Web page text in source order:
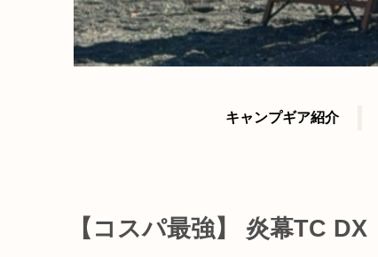
キャンプギア紹介
【コスパ最強】 炎幕TC DX